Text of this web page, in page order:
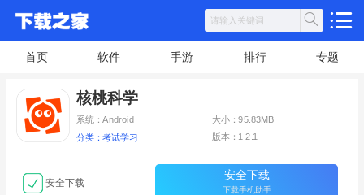
首页 软件 手游 排行 专题
核桃科学
系统：Android 大小：95.83MB
分类：考试学习 版本：1.2.1
安全下载
安全下载
下载手机助手